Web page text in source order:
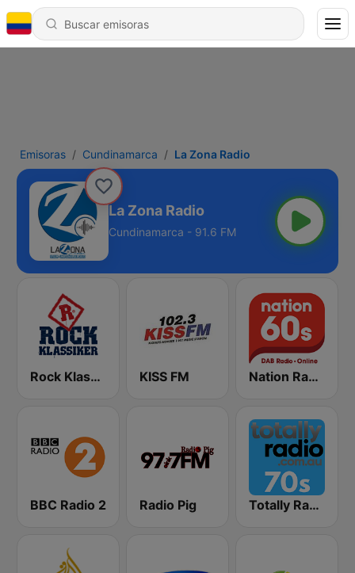
Emisoras Cundinamarca La Zona Radio
La Zona Radio
Cundinamarca - 91.6 FM
Rock Klassiker KISS FM Nation Radio 60s
BBC Radio 2 Radio Pig Totally Radio 70s